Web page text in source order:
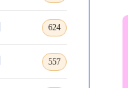
624
557